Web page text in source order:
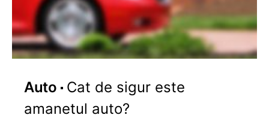
Auto
Cat de sigur este
amanetul auto?